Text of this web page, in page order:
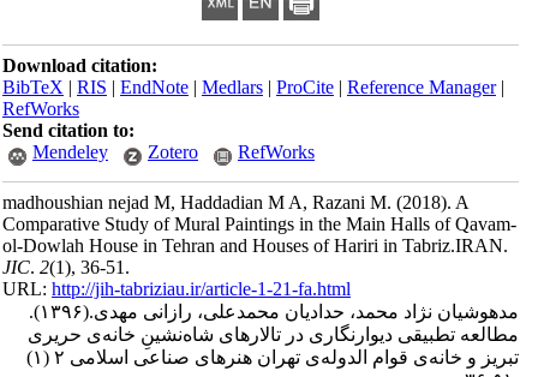
Download citation:
BibTeX|RIS| EndNote| Medlars| ProCite|Reference
RefWorks
Send citation to:
Mendeley
Zotero RefWorks
madhoushian nejad M, Haddadian M A, Razani M.(2018).
Comparative Study of Mural Paintings in the Main Halls of
ol-Dowlah House in Tehran and Houses of Hariri in
JIC.2(1)
URL:http://jih-tabriziau.ir/article-1-21-fa.html
نژاد محمد، حدادیان محمدعلی، رازانی مهدی.(۱۳۹۶).
تطبیقی دیوار‌نگار‌ی‌ در تالارهای شاه‌نشینِ خانه‌ی حریری
تبریز و خانه‌ی قوام الدوله‌ی تهران هنرهای صناعی اسلامی ۲ (۱)